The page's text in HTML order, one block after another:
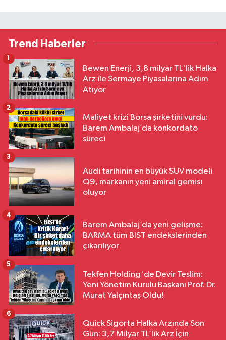
Trend Haberler
Bewen Enerji, 3,8 milyar TL'lik Halka
Arz ile Sermaye Piyasalarına Adım
Atıyor
1
Maliyet krizi Borsa şirketini vurdu:
Barem Ambalaj’da konkordato
süreci
2
Audi tarihinin en büyük SUV modeli
Q9, markanın yeni amiral gemisi
oluyor
3
Barem Ambalaj’da yeni gelişme:
BARMA tüm BIST endekslerinden
çıkarılıyor
4
Tekfen Holding'de Devir Teslim:
Yeni Yönetim Kurulu Başkanı Prof. Dr.
Murat Yalçıntaş Oldu!
5
Quick Sigorta Halka Arzında Son
Gün: 3,7 Milyar TL’lik Arz İçin
6